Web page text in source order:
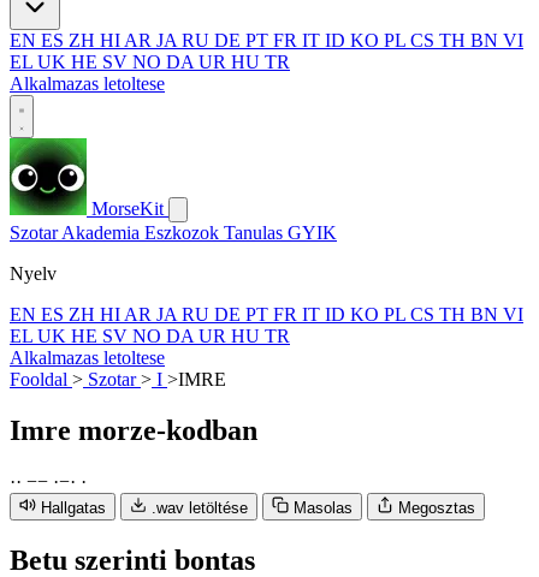
EN ES ZH HI AR JA RU DE PT FR IT ID KO PL CS TH BN VI
EL UK HE SV NO DA UR HU TR
Alkalmazas letoltese
MorseKit
SzotarAkademia Eszkozok Tanulas GYIK
Nyelv
EN ES ZH HI AR JA RU DE PT FR IT ID KO PL CS TH BN VI
EL UK HE SV NO DA UR HU TR
Alkalmazas letoltese
Fooldal > Szotar> I >IMRE
Imre morze-kodban
·· −− ·−· ·
Hallgatas .wav letöltése Masolas Megosztas
Betu szerinti bontas